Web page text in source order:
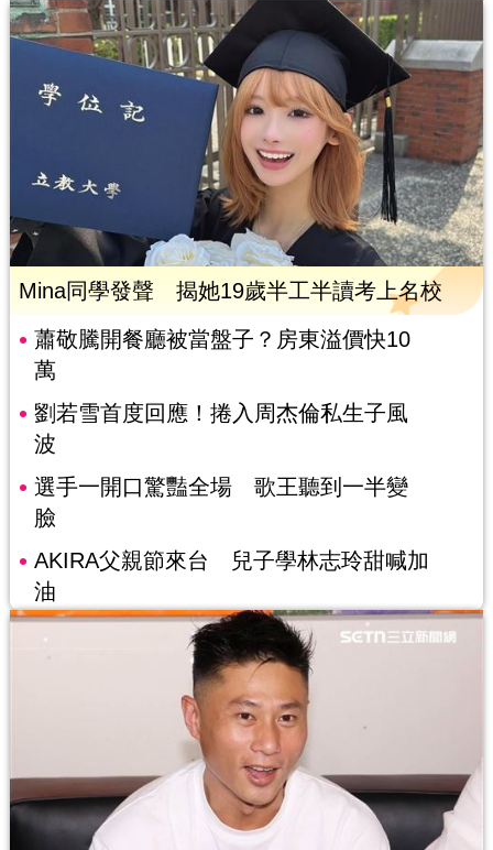
Mina同學發聲 揭她19歲半工半讀考上名校
蕭敬騰開餐廳被當盤子？房東溢價快10
萬
劉若雪首度回應！捲入周杰倫私生子風
波
選手一開口驚豔全場 歌王聽到一半變
臉
AKIRA父親節來台 兒子學林志玲甜喊加
油